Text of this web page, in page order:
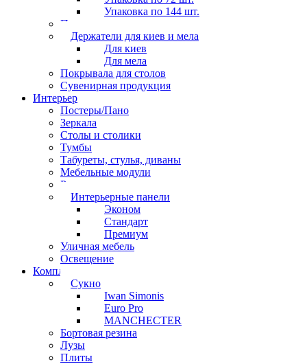
Упаковка по 144 шт.
Перчатки
Держатели для киев и мела
Для киев
Для мела
Покрывала для столов
Сувенирная продукция
Интерьер
Постеры/Пано
Зеркала
Столы и столики
Тумбы
Табуреты, стулья, диваны
Мебельные модули
Рамы под картины
Интерьерные панели
Эконом
Стандарт
Премиум
Уличная мебель
Освещение
Комплектующие
Сукно
Iwan Simonis
Euro Pro
MANCHECTER
Бортовая резина
Лузы
Плиты